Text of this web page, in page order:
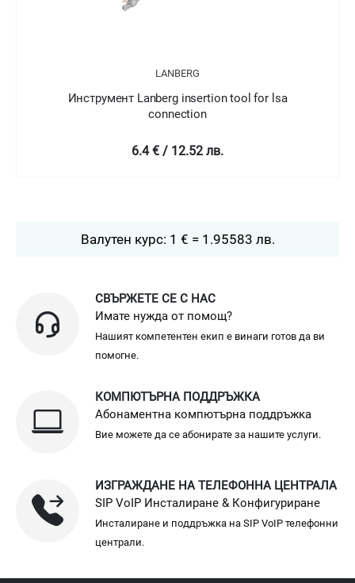
LANBERG
Инструмент Lanberg insertion tool for lsa
connection
6.4 € / 12.52 лв.
Валутен курс: 1 € = 1.95583 лв.
СВЪРЖЕТЕ СЕ С НАС
Имате нужда от помощ?
Нашият компетентен екип е винаги готов да ви
помогне.
КОМПЮТЪРНА ПОДДРЪЖКА
Абонаментна компютърна поддръжка
Вие можете да се абонирате за нашите услуги.
ИЗГРАЖДАНЕ НА ТЕЛЕФОННА ЦЕНТРАЛА
SIP VoIP Инсталиране & Конфигуриране
Инсталиране и поддръжка на SIP VoIP телефонни
централи.